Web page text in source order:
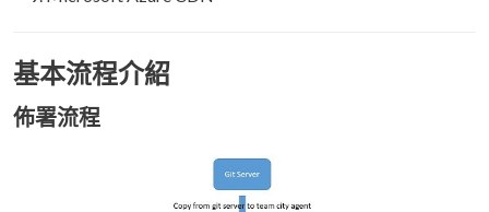
基本流程介紹
佈署流程